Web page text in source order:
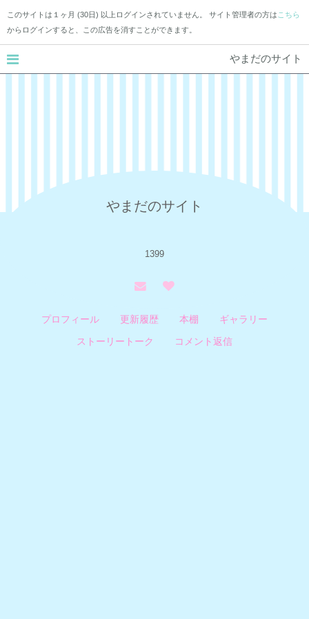
このサイトは１ヶ月 (30日) 以上ログインされていません。 サイト管理者の方は こちら
からログインすると、この広告を消すことができます。
やまだのサイト
やまだのサイト
1399
プロフィール 更新履歴 本棚
ギャラリー
ストーリートーク
コメント返信